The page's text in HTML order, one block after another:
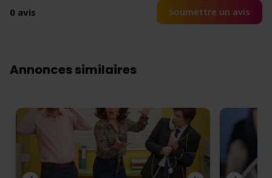
0 avis Soumettre un avis
Annonces similaires